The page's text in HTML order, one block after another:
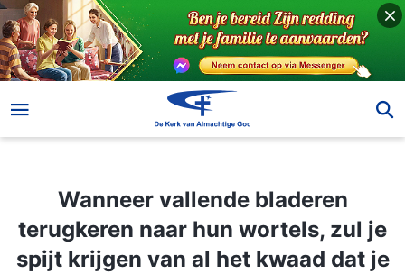
Wanneer vallende bladeren
terugkeren naar hun wortels, zul je
spijt krijgen van al het kwaad dat je